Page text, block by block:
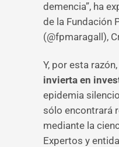
demencia”, ha
de la Fundación
(@fpmaragall),
Y, por esta razón,
invierta en
epidemia
sólo encontrará
mediante la
Expertos y